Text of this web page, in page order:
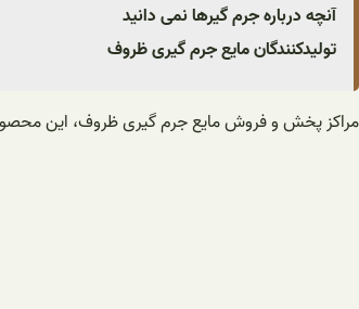
آنچه درباره جرم گیرها نمی دانید
تولیدکنندگان مایع جرم گیری ظروف
مراکز پخش و فروش مایع جرم گیری ظروف، این